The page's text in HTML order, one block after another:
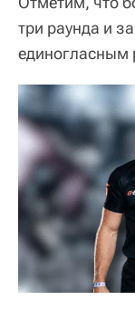
три раунда и
единогласным